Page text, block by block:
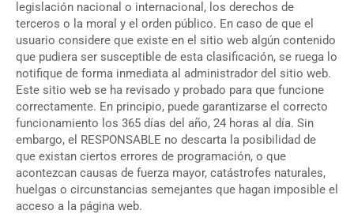
legislación nacional o internacional, los derechos de
terceros o la moral y el orden público. En caso de que el
usuario considere que existe en el sitio web algún contenido
que pudiera ser susceptible de esta clasificación, se ruega lo
notifique de forma inmediata al administrador del sitio web.
Este sitio web se ha revisado y probado para que funcione
correctamente. En principio, puede garantizarse el correcto
funcionamiento los 365 días del año, 24 horas al día. Sin
embargo, el RESPONSABLE no descarta la posibilidad de
que existan ciertos errores de programación, o que
acontezcan causas de fuerza mayor, catástrofes naturales,
huelgas o circunstancias semejantes que hagan imposible el
acceso a la página web.